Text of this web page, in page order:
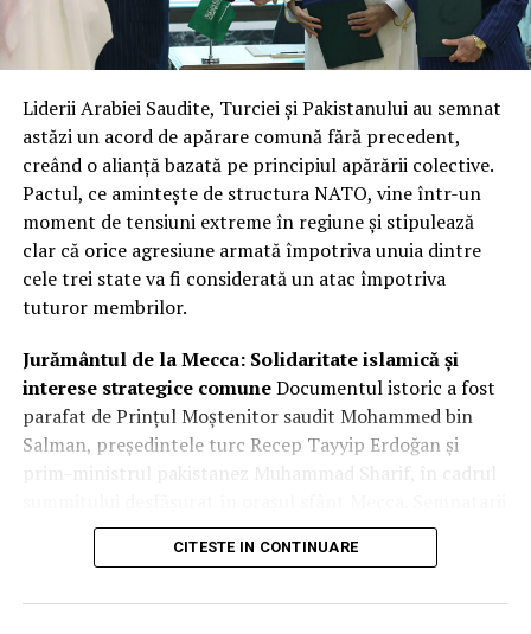
Liderii Arabiei Saudite, Turciei și Pakistanului au semnat
astăzi un acord de apărare comună fără precedent,
creând o alianță bazată pe principiul apărării colective.
Pactul, ce amintește de structura NATO, vine într-un
moment de tensiuni extreme în regiune și stipulează
clar că orice agresiune armată împotriva unuia dintre
cele trei state va fi considerată un atac împotriva
tuturor membrilor.
Jurământul de la Mecca: Solidaritate islamică și
interese strategice comuneDocumentul istoric a fost
parafat de Prințul Moștenitor saudit Mohammed bin
Salman, președintele turc Recep Tayyip Erdoğan și
prim-ministrul pakistanez Muhammad Sharif, în cadrul
au invocat legăturile istorice profunde și „frăția” dintre
cele trei națiuni, subliniind că acest pas este esențial
CITESTE IN CONTINUARE